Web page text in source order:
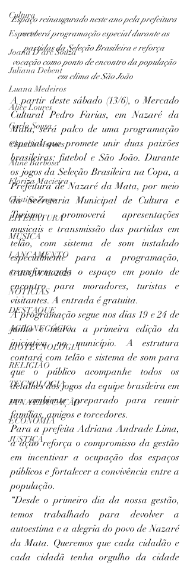
Cultura
Esporte
Joana D'arc Souza
Juliana Debent
Luana Medeiros
Alice Loures
Carla Sousa
Claudio Moraes
Aline Barbosa
Floriza Macieira
Cristine Zago
LITERATURA
MÚSICA
LANÇAMENTO
CARNAVAL 2025
NOTÍCIAS
DESTAQUE
AGRONEGÓCIO
BIOTECNOLOGIA
RELIGIÃO
TECNOLOGIA
IA NA EDUCAÇÃO
ECONOMIA
JUSTIÇA
Espaço reinaugurado neste ano pela prefeitura
receberá programação especial durante as
partidas da Seleção Brasileira e reforça
vocação como ponto de encontro da população
em clima de São João
A partir deste sábado (13/6), o Mercado
Cultural Pedro Farias, em Nazaré da
Mata, será palco de uma programação
especial que promete unir duas paixões
brasileiras: futebol e São João. Durante
os jogos da Seleção Brasileira na Copa, a
Prefeitura de Nazaré da Mata, por meio
da Secretaria Municipal de Cultura e
Turismo, promoverá apresentações
musicais e transmissão das partidas em
telão, com sistema de som instalado
especialmente para a programação,
transformando o espaço em ponto de
encontro para moradores, turistas e
visitantes. A entrada é gratuita.
A programação segue nos dias 19 e 24 de
junho e marca a primeira edição da
iniciativa no município. A estrutura
contará com telão e sistema de som para
que o público acompanhe todos os
detalhes dos jogos da equipe brasileira em
um ambiente preparado para reunir
famílias, amigos e torcedores.
Para a prefeita Adriana Andrade Lima,
a ação reforça o compromisso da gestão
em incentivar a ocupação dos espaços
públicos e fortalecer a convivência entre a
população.
“Desde o primeiro dia da nossa gestão,
temos trabalhado para devolver a
autoestima e a alegria do povo de Nazaré
da Mata. Queremos que cada cidadão e
cada cidadã tenha orgulho da cidade